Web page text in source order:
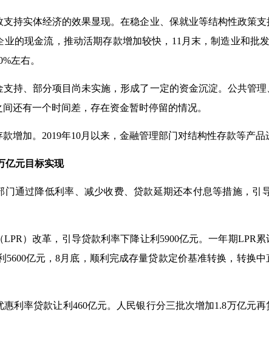
实体经济的效果显现。在稳企业、保就业等结构性政策支
的现金流，推动活期存款增加较快，11月末，制造业和批
左右。
、部分项目尚未实施，形成了一定的资金沉淀。公共管理
还有一个时间差，存在资金暂时停留的情况。
加。2019年10月以来，金融管理部门对结构性存款等产品
亿元目标实现
通过降低利率、减少收费、贷款延期还本付息等措施，引
）改革，引导贷款利率下降让利5900亿元。一年期LPR累
5600亿元，8月底，顺利完成存量贷款定价基准转换，转换
率贷款让利460亿元。人民银行分三批次增加1.8万亿元再